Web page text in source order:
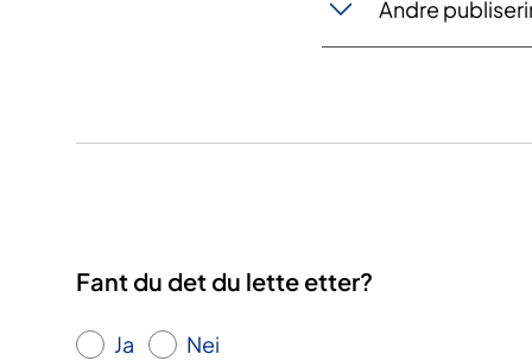
Andre
Fant du det du lette etter?
Ja Nei